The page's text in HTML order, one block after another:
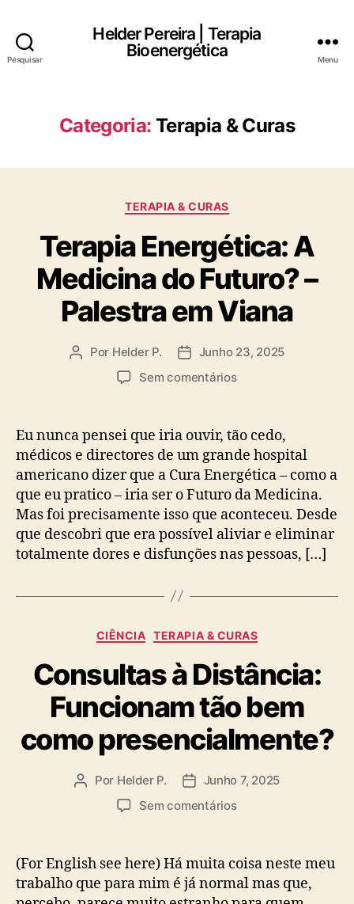
Pesquisar
Helder Pereira | Terapia
Bioenergética
Menu
Categoria: Terapia & Curas
Categorias
TERAPIA & CURAS
Terapia Energética: A
Medicina do Futuro? –
Palestra em Viana
Autor
Por Helder P.
DataJunho 23, 2025
Sem comentáriosem
A
Medicina
do
Futuro?
–
Palestra
em
Viana
Eu nunca pensei que iria ouvir, tão cedo,
médicos e directores de um grande hospital
americano dizer que a Cura Energética – como a
que eu pratico – iria ser o Futuro da Medicina.
Mas foi precisamente isso que aconteceu. Desde
que descobri que era possível aliviar e eliminar
totalmente dores e disfunções nas pessoas, […]
Categorias
CIÊNCIA TERAPIA & CURAS
Consultas à Distância:
Funcionam tão bem
como presencialmente?
Autor
Por Helder P.
DataJunho 7, 2025
Sem comentáriosem
Distância:
Funcionam
tão
(For English see here) Há muita coisa neste meu
trabalho que para mim é já normal mas que,